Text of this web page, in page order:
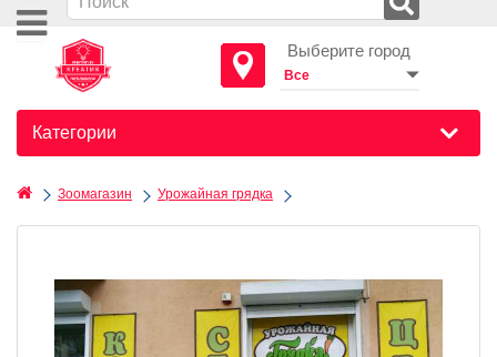
Выберите город
Категории
Зоомагазин Урожайная грядка